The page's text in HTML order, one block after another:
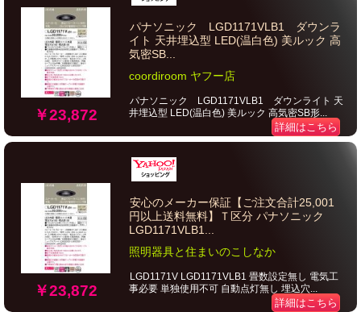
￥23,872
パナソニック LGD1171VLB1 ダウンラ
イト 天井埋込型 LED(温白色) 美ルック 高
気密SB...
coordiroom ヤフー店
パナソニック LGD1171VLB1 ダウンライト 天
井埋込型 LED(温白色) 美ルック 高気密SB形...
詳細はこちら
￥23,872
安心のメーカー保証【ご注文合計25,001
円以上送料無料】Ｔ区分 パナソニック
LGD1171VLB1...
照明器具と住まいのこしなか
LGD1171V LGD1171VLB1 畳数設定無し 電気工
事必要 単独使用不可 自動点灯無し 埋込穴...
詳細はこちら